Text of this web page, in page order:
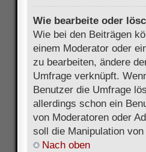
Wie bearbeite oder
Wie bei den Beiträgen
einem Moderator oder
zu bearbeiten, ändere
Umfrage verknüpft.
Benutzer die Umfrage
allerdings schon ein
von Moderatoren oder
soll die Manipulation
Nach oben